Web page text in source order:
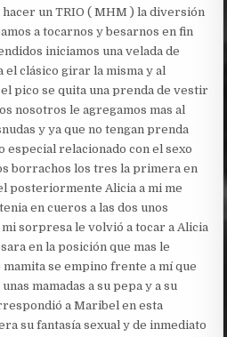
un TRIO ( MHM ) la diversión
a tocarnos y besarnos en fin
iniciamos una velada de
el clásico girar la misma y al
pico se quita una prenda de vestir
nosotros le agregamos mas al
y ya que no tengan prenda
especial relacionado con el sexo
borrachos los tres la primera en
posteriormente Alicia a mi me
en cueros a las dos unos
sorpresa le volvió a tocar a Alicia
en la posición que mas le
se empino frente a mí que
mamadas a su pepa y a su
a Maribel en esta
su fantasía sexual y de inmediato